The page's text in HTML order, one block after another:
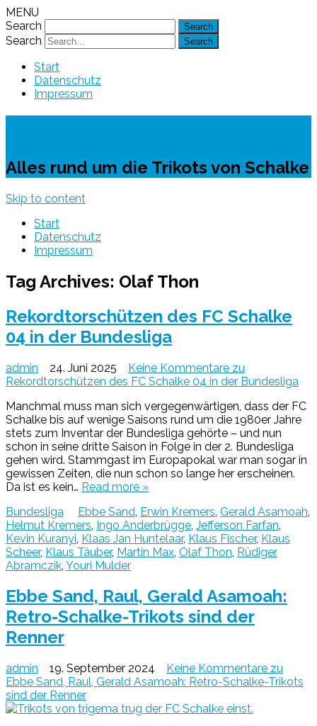
MENU
Search
Search
Start
Datenschutz
Impressum
Alles rund um die Trikots von Schalke
Skip to content
Start
Datenschutz
Impressum
Tag Archives: Olaf Thon
Rekordtorschützen des FC Schalke
04 in der Bundesliga
admin 24. Juni 2025 Keine Kommentare zu
Rekordtorschützen des FC Schalke 04 in der Bundesliga
Manchmal muss man sich vergegenwärtigen, dass der FC
Schalke bis auf wenige Saisons rund um die 1980er Jahre
stets zum Inventar der Bundesliga gehörte – und nun
schon in seine dritte Saison in Folge in der 2. Bundesliga
gehen wird. Stammgast im Europapokal war man sogar in
gewissen Zeiten, die nun schon so lange her erscheinen.
Da ist es kein… Read more »
Bundesliga
Ebbe Sand Erwin Kremers Gerald Asamoah
Helmut Kremers Ingo Anderbrügge Jefferson Farfan
Kevin Kuranyi Klaas Jan Huntelaar, Klaus Fischer, Klaus
Scheer, Klaus Täuber, Martin Max Olaf Thon Rüdiger
Abramczik Youri Mulder
Ebbe Sand, Raul, Gerald Asamoah:
Retro-Schalke-Trikots sind der
Renner
admin 19. September 2024 Keine Kommentare zu
Ebbe Sand, Raul, Gerald Asamoah: Retro-Schalke-Trikots
sind der Renner